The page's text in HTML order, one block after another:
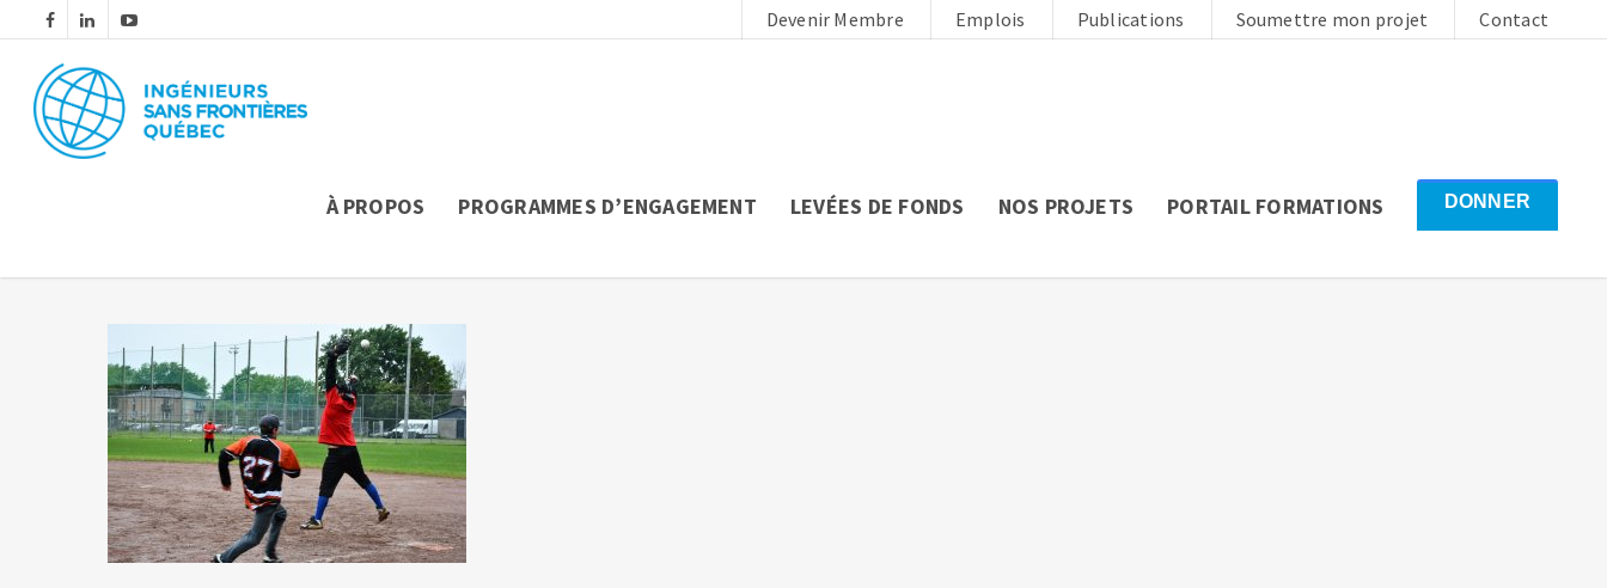
Devenir Membre Emplois Publications Soumettre mon projet Contact
À PROPOS PROGRAMMES D’ENGAGEMENT LEVÉES DE FONDS NOS PROJETS PORTAIL FORMATIONS DONNER